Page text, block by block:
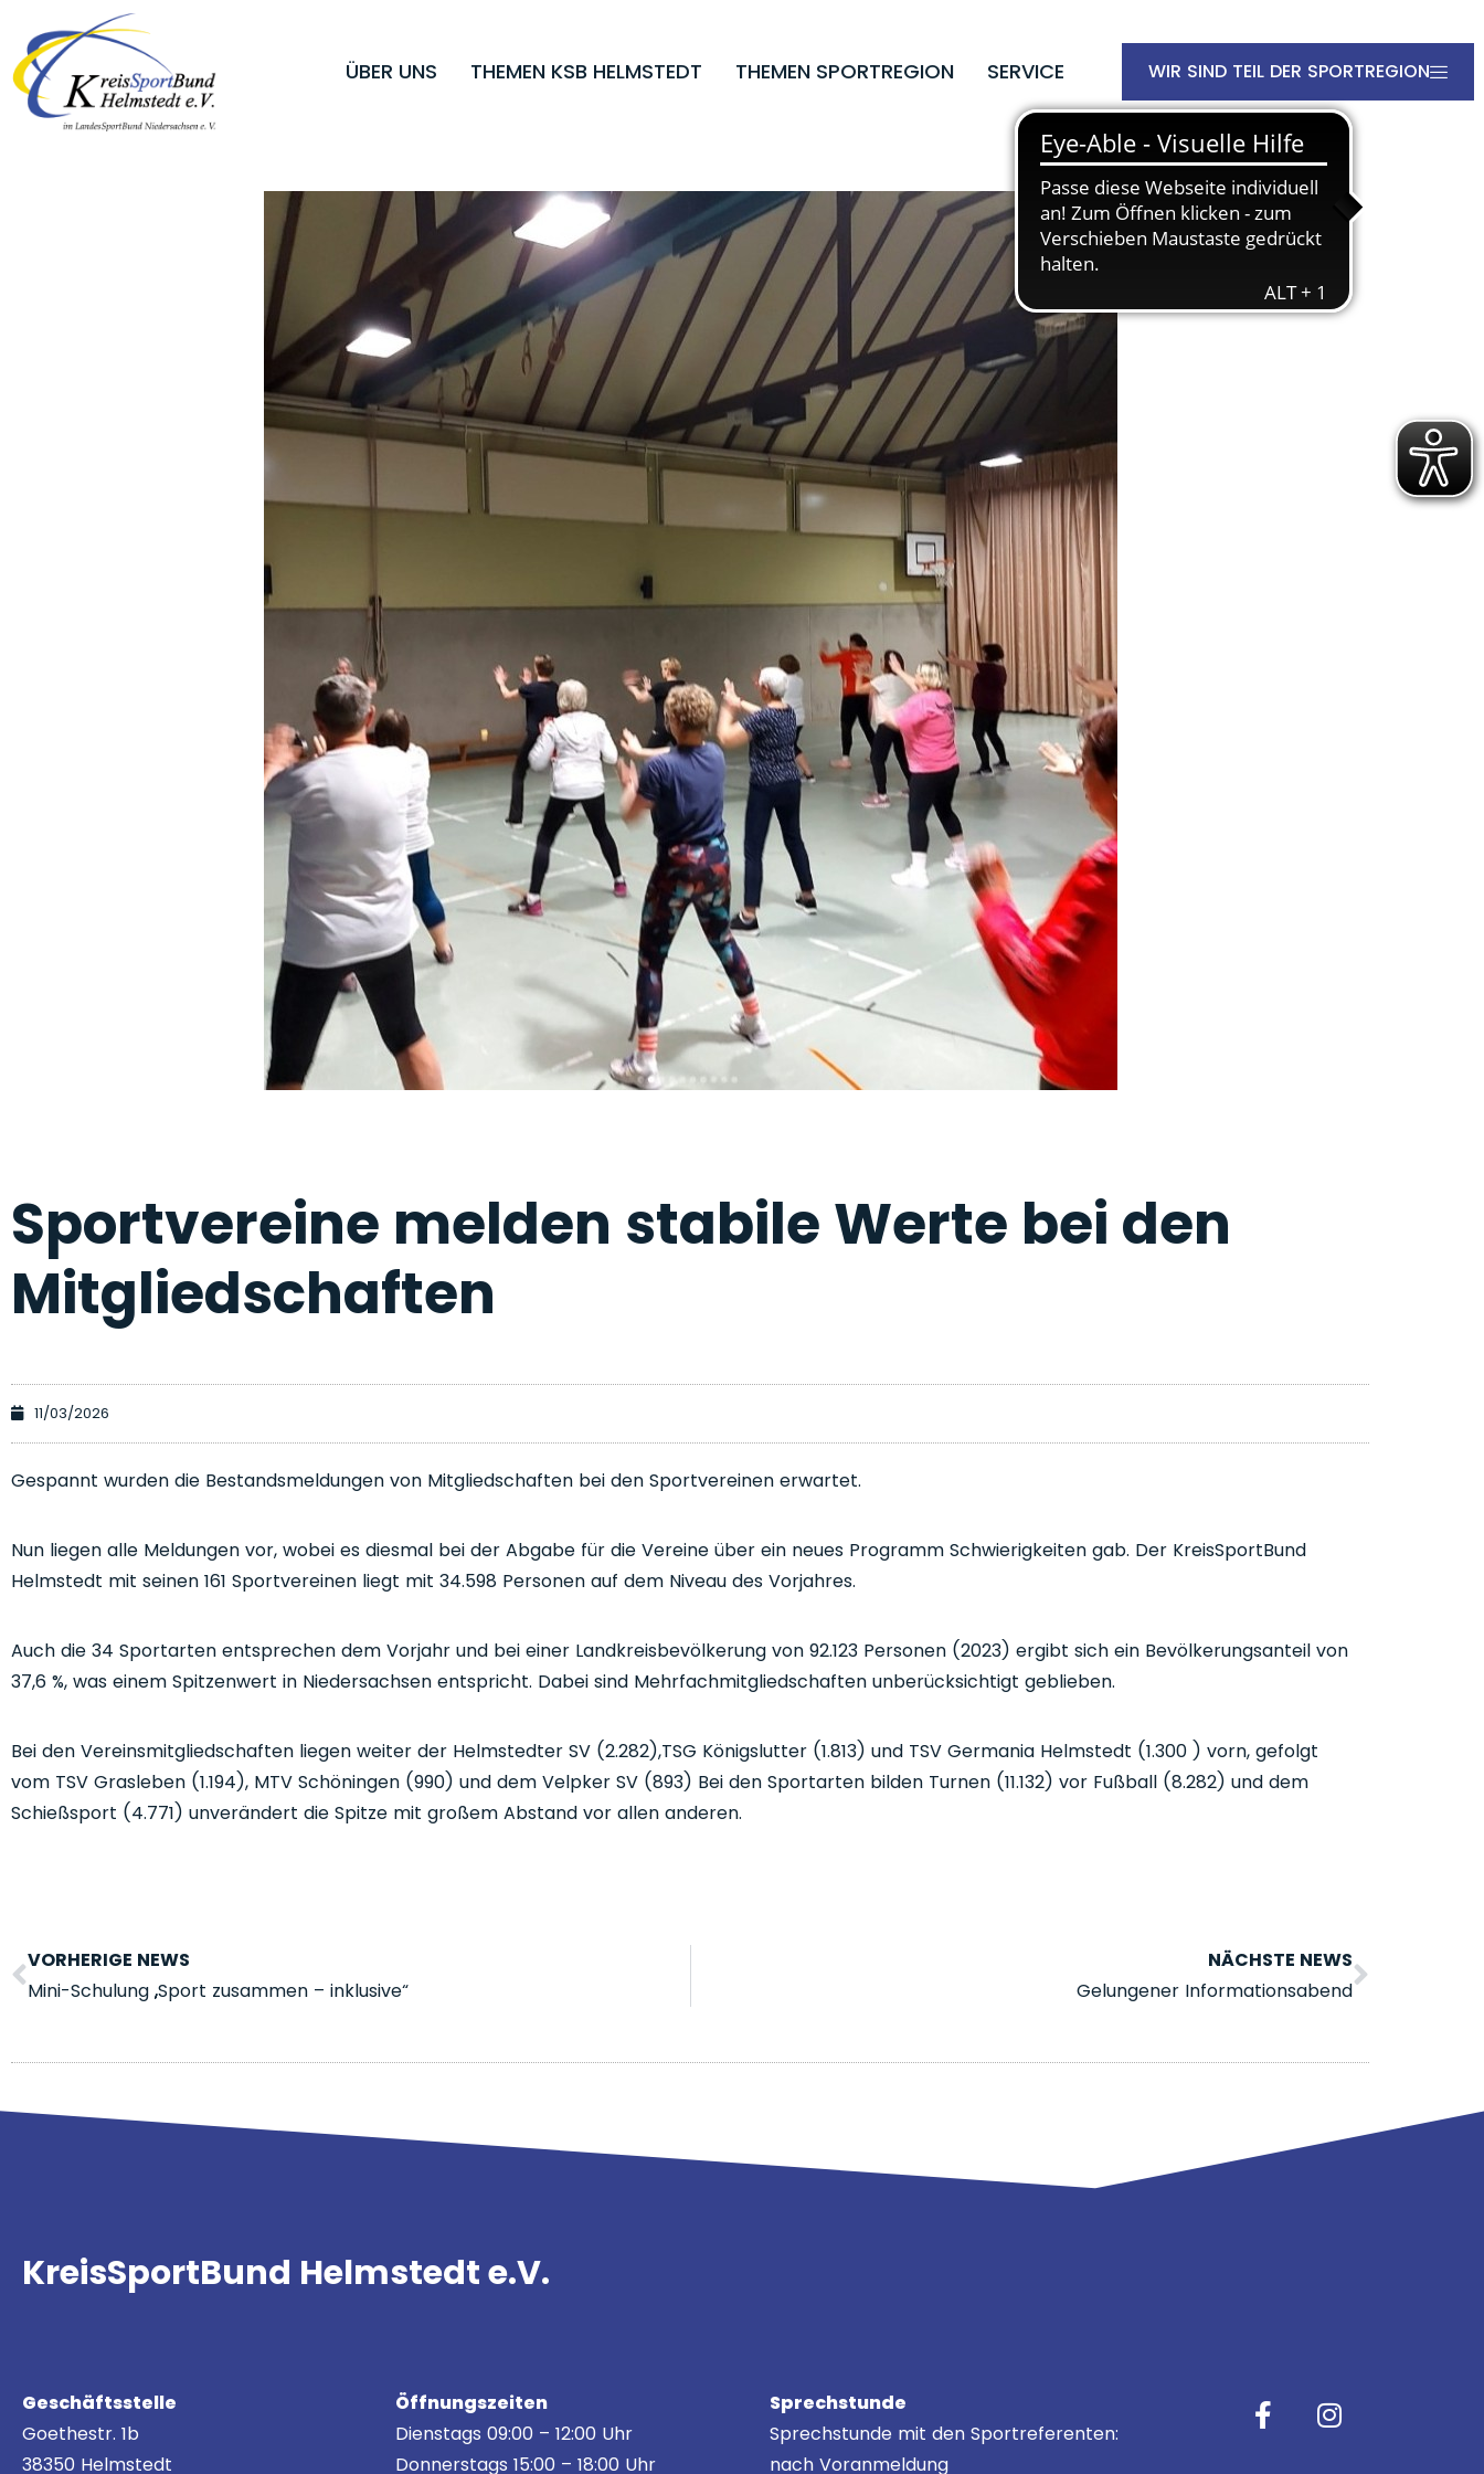
ÜBER UNS THEMEN KSB HELMSTEDT THEMEN SPORTREGION SERVICE WIR SIND TEIL DER SPORTREGION
Sportvereine melden stabile Werte bei den
Mitgliedschaften
11/03/2026
Gespannt wurden die Bestandsmeldungen von Mitgliedschaften bei den Sportvereinen erwartet.
Nun liegen alle Meldungen vor, wobei es diesmal bei der Abgabe für die Vereine über ein neues Programm Schwierigkeiten gab. Der KreisSportBund
Helmstedt mit seinen 161 Sportvereinen liegt mit 34.598 Personen auf dem Niveau des Vorjahres.
Auch die 34 Sportarten entsprechen dem Vorjahr und bei einer Landkreisbevölkerung von 92.123 Personen (2023) ergibt sich ein Bevölkerungsanteil von
37,6 %, was einem Spitzenwert in Niedersachsen entspricht. Dabei sind Mehrfachmitgliedschaften unberücksichtigt geblieben.
Bei den Vereinsmitgliedschaften liegen weiter der Helmstedter SV (2.282),TSG Königslutter (1.813) und TSV Germania Helmstedt (1.300 ) vorn, gefolgt
vom TSV Grasleben (1.194), MTV Schöningen (990) und dem Velpker SV (893) Bei den Sportarten bilden Turnen (11.132) vor Fußball (8.282) und dem
Schießsport (4.771) unverändert die Spitze mit großem Abstand vor allen anderen.
VORHERIGE NEWS
Mini-Schulung „Sport zusammen – inklusive“
NÄCHSTE NEWS
Gelungener Informationsabend
KreisSportBund Helmstedt e.V.
Geschäftsstelle
Goethestr. 1b
38350 Helmstedt
Öffnungszeiten
Dienstags 09:00 – 12:00 Uhr
Donnerstags 15:00 – 18:00 Uhr
Sprechstunde
Sprechstunde mit den Sportreferenten:
nach Voranmeldung